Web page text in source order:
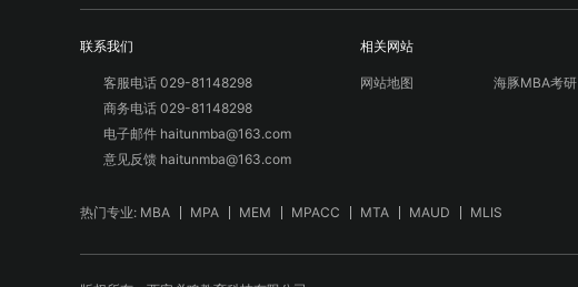
联系我们
客服电话 029-81148298
商务电话 029-81148298
电子邮件 haitunmba@163.com
意见反馈 haitunmba@163.com
相关网站
网站地图 海豚MBA考研
热门专业: MBA MPA MEM MPACC MTA MAUD MLIS